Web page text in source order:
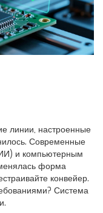
линии, настроенные
Современные
и компьютерным
форма
конвейер.
Система